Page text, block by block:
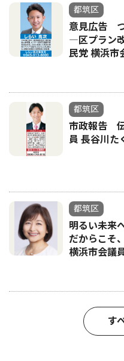
都筑区
意見広告
―区プラン
民党 横浜市
都筑区
市政報告
員 長谷川た
都筑区
明るい未
だからこそ
横浜市会議
す